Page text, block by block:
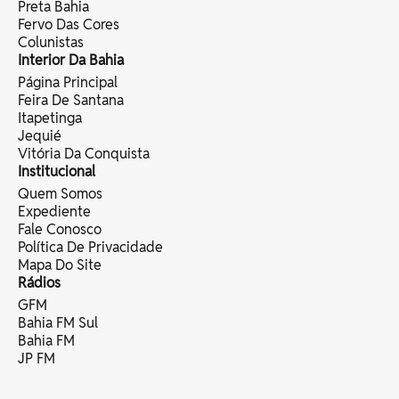
Preta Bahia
Fervo Das Cores
Colunistas
Interior Da Bahia
Página Principal
Feira De Santana
Itapetinga
Jequié
Vitória Da Conquista
Institucional
Quem Somos
Expediente
Fale Conosco
Política De Privacidade
Mapa Do Site
Rádios
GFM
Bahia FM Sul
Bahia FM
JP FM